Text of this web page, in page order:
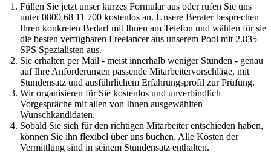
Füllen Sie jetzt unser kurzes Formular aus oder rufen Sie uns
unter 0800 68 11 700 kostenlos an. Unsere Berater besprechen
Ihren konkreten Bedarf mit Ihnen am Telefon und wählen für sie
die besten verfügbaren Freelancer aus unserem Pool mit 2.835
SPS Spezialisten aus.
Sie erhalten per Mail - meist innerhalb weniger Stunden - genau
auf Ihre Anforderungen passende Mitarbeitervorschläge, mit
Stundensatz und ausführlichem Erfahrungsprofil zur Prüfung.
Wir organisieren für Sie kostenlos und unverbindlich
Vorgespräche mit allen von Ihnen ausgewählten
Wunschkandidaten.
Sobald Sie sich für den richtigen Mitarbeiter entschieden haben,
können Sie ihn flexibel über uns buchen. Alle Kosten der
Vermittlung sind in seinem Stundensatz enthalten.